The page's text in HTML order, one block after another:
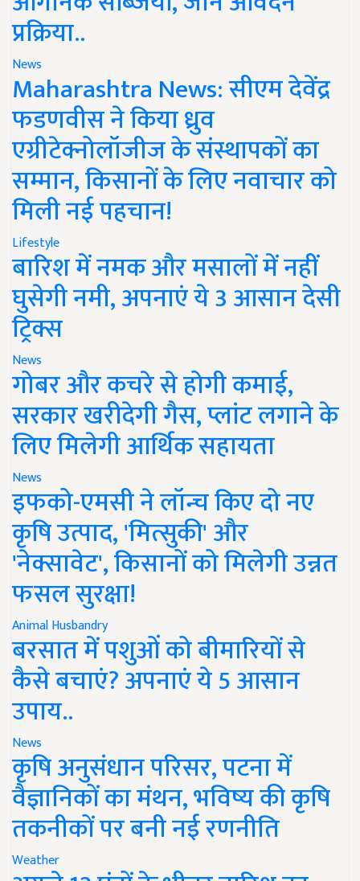
प्रक्रिया..
News
Maharashtra News: सीएम देवेंद्र
फडणवीस ने किया ध्रुव
एग्रीटेक्नोलॉजीज के संस्थापकों का
सम्मान, किसानों के लिए नवाचार को
मिली नई पहचान!
Lifestyle
बारिश में नमक और मसालों में नहीं
घुसेगी नमी, अपनाएं ये 3 आसान देसी
ट्रिक्स
News
गोबर और कचरे से होगी कमाई,
सरकार खरीदेगी गैस, प्लांट लगाने के
लिए मिलेगी आर्थिक सहायता
News
इफको-एमसी ने लॉन्च किए दो नए
कृषि उत्पाद, 'मित्सुकी' और
'नेक्सावेट', किसानों को मिलेगी उन्नत
फसल सुरक्षा!
Animal Husbandry
बरसात में पशुओं को बीमारियों से
कैसे बचाएं? अपनाएं ये 5 आसान
उपाय..
News
कृषि अनुसंधान परिसर, पटना में
वैज्ञानिकों का मंथन, भविष्य की कृषि
तकनीकों पर बनी नई रणनीति
Weather